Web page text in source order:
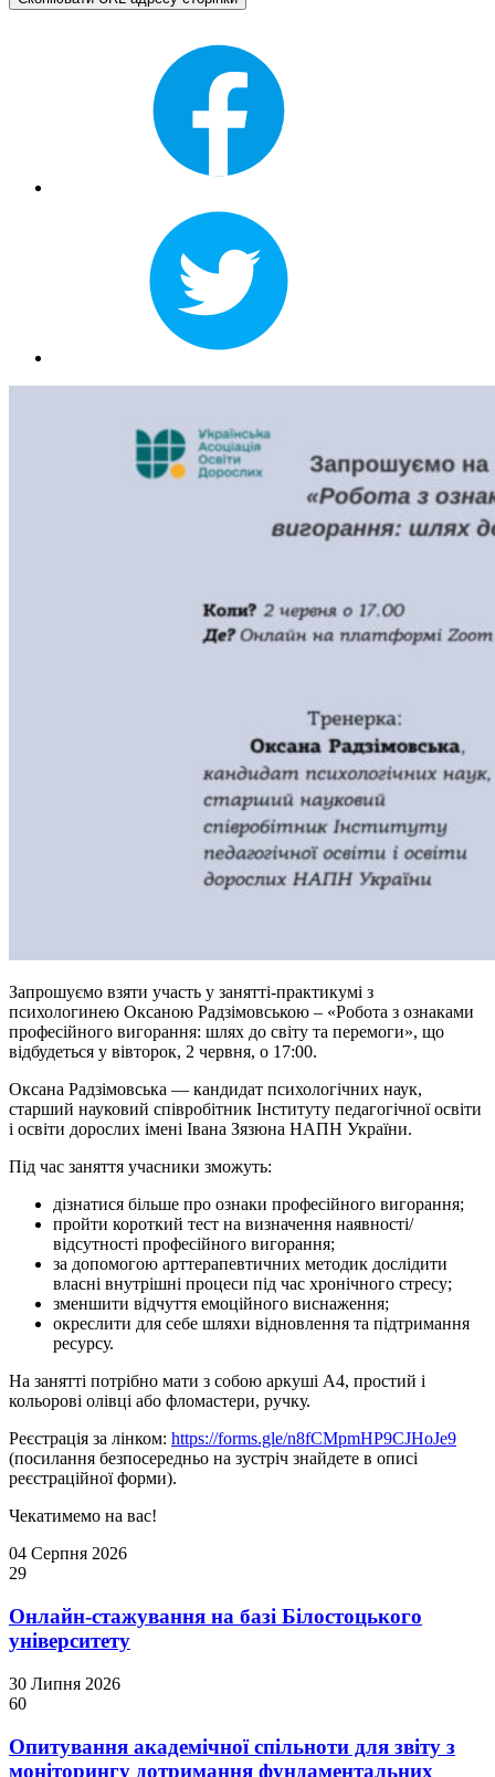
Запрошуємо взяти участь у занятті-практикумі з
психологинею Оксаною Радзімовською – «Робота з ознаками
професійного вигорання: шлях до світу та перемоги», що
відбудеться у вівторок, 2 червня, о 17:00.
Оксана Радзімовська — кандидат психологічних наук,
старший науковий співробітник Інституту педагогічної освіти
і освіти дорослих імені Івана Зязюна НАПН України.
Під час заняття учасники зможуть:
дізнатися більше про ознаки професійного вигорання;
пройти короткий тест на визначення наявності/
відсутності професійного вигорання;
за допомогою арттерапевтичних методик дослідити
власні внутрішні процеси під час хронічного стресу;
зменшити відчуття емоційного виснаження;
окреслити для себе шляхи відновлення та підтримання
ресурсу.
На занятті потрібно мати з собою аркуші А4, простий і
кольорові олівці або фломастери, ручку.
Реєстрація за лінком: https://forms.gle/n8fCMpmHP9CJHoJe9
(посилання безпосередньо на зустріч знайдете в описі
реєстраційної форми).
Чекатимемо на вас!
04 Серпня 2026
29
Онлайн-стажування на базі Білостоцького
університету
30 Липня 2026
60
Опитування академічної спільноти для звіту з
моніторингу дотримання фундаментальних